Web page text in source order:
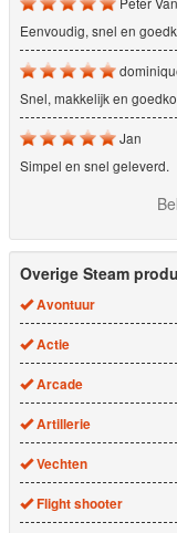
Eenvoudig, snel en
Snel, makkelijk en
Jan
Simpel en snel geleverd.
Overige Steam
Avontuur
Actie
Arcade
Artillerie
Vechten
Flight shooter